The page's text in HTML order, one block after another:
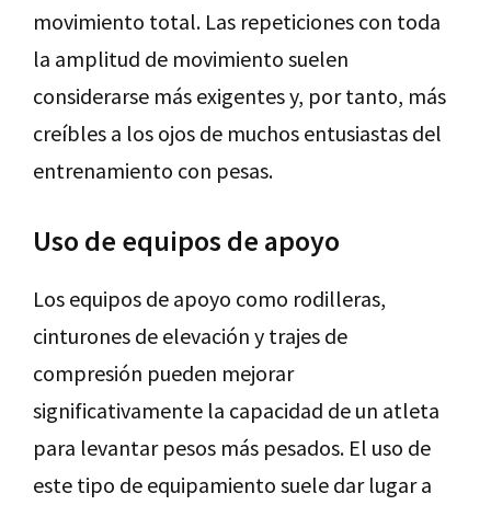
movimiento total. Las repeticiones con toda
la amplitud de movimiento suelen
considerarse más exigentes y, por tanto, más
creíbles a los ojos de muchos entusiastas del
entrenamiento con pesas.
Uso de equipos de apoyo
Los equipos de apoyo como rodilleras,
cinturones de elevación y trajes de
compresión pueden mejorar
significativamente la capacidad de un atleta
para levantar pesos más pesados. El uso de
este tipo de equipamiento suele dar lugar a